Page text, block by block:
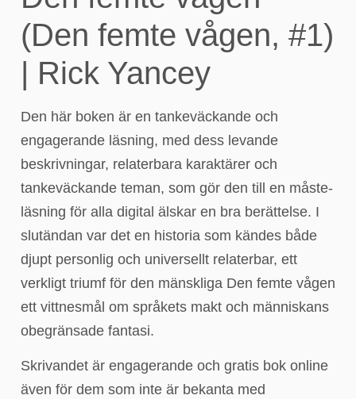
(Den femte vågen, #1)
| Rick Yancey
Den här boken är en tankeväckande och
engagerande läsning, med dess levande
beskrivningar, relaterbara karaktärer och
tankeväckande teman, som gör den till en måste-
läsning för alla digital älskar en bra berättelse. I
slutändan var det en historia som kändes både
djupt personlig och universellt relaterbar, ett
verkligt triumf för den mänskliga Den femte vågen
ett vittnesmål om språkets makt och människans
obegränsade fantasi.
Skrivandet är engagerande och gratis bok online
även för dem som inte är bekanta med